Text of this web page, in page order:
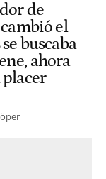
de
el
buscaba
ahora